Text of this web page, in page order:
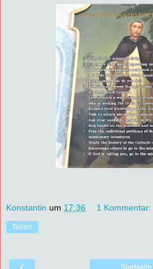
Konstantin um 17:36 1 Kommentar:
Teilen